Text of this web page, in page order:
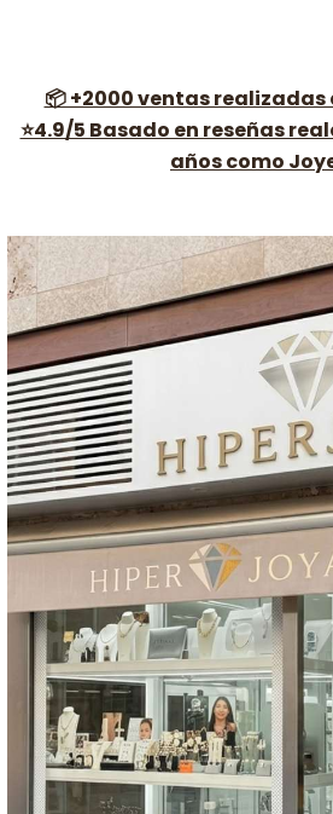
📦 +2000 ventas realizadas
⭐4.9/5 Basado en reseñas
años como